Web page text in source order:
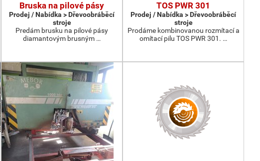
Bruska na pilové pásy
Prodej / Nabídka > Dřevoobráběcí
stroje
Predám brusku na pilové pásy
diamantovým brusným …
TOS PWR 301
Prodej / Nabídka > Dřevoobráběcí
stroje
Prodáme kombinovanou rozmítací a
omítací pilu TOS PWR 301. …